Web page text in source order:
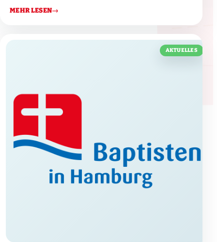
MEHR LESEN→
AKTUELLES
Videos, Karten und Social-Media-Inhalte werden erst nach
· Google / YouTube
YouTube-Videos werden erst nach Zustimmung geladen. Dabei
können personenbezogene Daten an Google übertragen werden.
Vimeo
· Vimeo
Vimeo-Videos werden erst nach Zustimmung geladen. Dabei können
Daten an Vimeo übertragen werden.
Cookies/Storage: vuid, playerDatenschutzinfos